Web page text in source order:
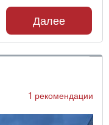
Далее
1 рекомендации